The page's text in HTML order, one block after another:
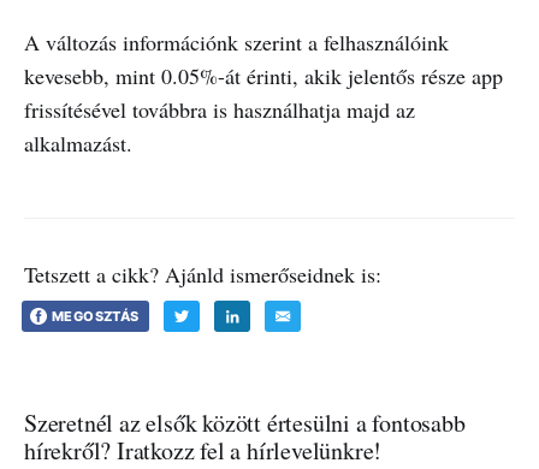
A változás információnk szerint a felhasználóink
kevesebb, mint 0.05%-át érinti, akik jelentős része app
frissítésével továbbra is használhatja majd az
alkalmazást.
Tetszett a cikk? Ajánld ismerőseidnek is:
MEGOSZTÁS
Szeretnél az elsők között értesülni a fontosabb
hírekről? Iratkozz fel a hírlevelünkre!